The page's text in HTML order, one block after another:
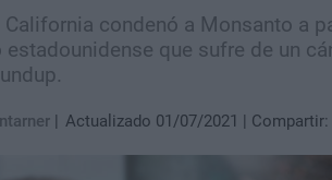
California condenó a Monsanto a
estadounidense que sufre de un
Actualizado 01/07/2021 Compartir: